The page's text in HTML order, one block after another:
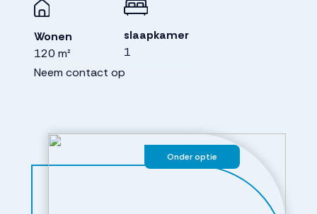
Onder optie
Wonen
120 m²
slaapkamer
1
Neem contact op